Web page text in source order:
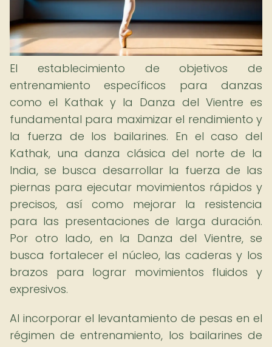
El establecimiento de objetivos de
entrenamiento específicos para danzas
como el Kathak y la Danza del Vientre es
fundamental para maximizar el rendimiento y
la fuerza de los bailarines. En el caso del
Kathak, una danza clásica del norte de la
India, se busca desarrollar la fuerza de las
piernas para ejecutar movimientos rápidos y
precisos, así como mejorar la resistencia
para las presentaciones de larga duración.
Por otro lado, en la Danza del Vientre, se
busca fortalecer el núcleo, las caderas y los
brazos para lograr movimientos fluidos y
expresivos.
Al incorporar el levantamiento de pesas en el
régimen de entrenamiento, los bailarines de